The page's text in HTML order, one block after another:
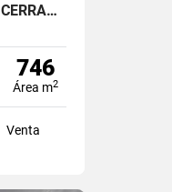
ESPECTACULAR FINCA EN UNIDAD CERRADA EN EL RETIRO.
746
Área m2
Venta